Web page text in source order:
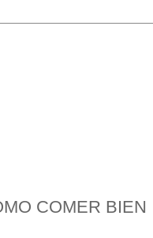
COMER BIEN